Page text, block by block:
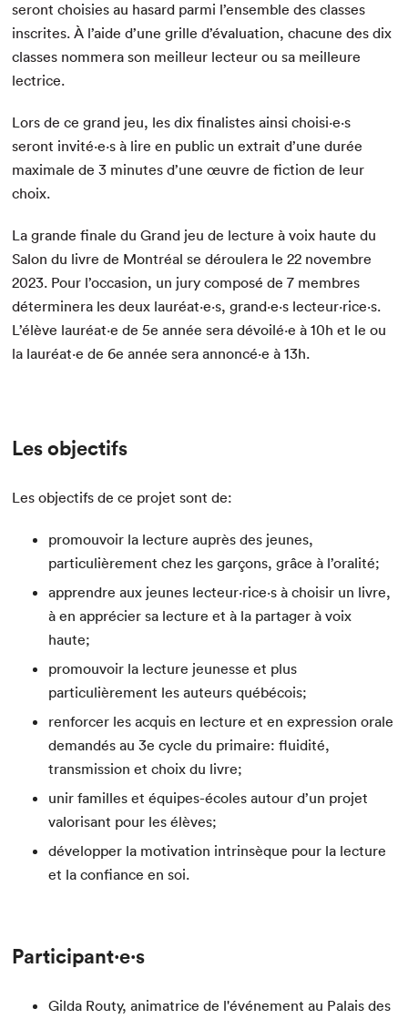
seront choisies au hasard parmi l’ensemble des classes
inscrites. À l’aide d’une grille d’évaluation, chacune des dix
classes nommera son meilleur lecteur ou sa meilleure
lectrice.
Lors de ce grand jeu, les dix finalistes ainsi choisi·e·s
seront invité·e·s à lire en public un extrait d’une durée
maximale de 3 minutes d’une œuvre de fiction de leur
choix.
La grande finale du Grand jeu de lecture à voix haute du
Salon du livre de Montréal se déroulera le 22 novembre
2023. Pour l’occasion, un jury composé de 7 membres
déterminera les deux lauréat·e·s, grand·e·s lecteur·rice·s.
L’élève lauréat·e de 5e année sera dévoilé·e à 10h et le ou
la lauréat·e de 6e année sera annoncé·e à 13h.
Les objectifs
Les objectifs de ce projet sont de:
promouvoir la lecture auprès des jeunes,
particulièrement chez les garçons, grâce à l’oralité;
apprendre aux jeunes lecteur·rice·s à choisir un livre,
à en apprécier sa lecture et à la partager à voix
haute;
promouvoir la lecture jeunesse et plus
particulièrement les auteurs québécois;
renforcer les acquis en lecture et en expression orale
demandés au 3e cycle du primaire: fluidité,
transmission et choix du livre;
unir familles et équipes-écoles autour d’un projet
valorisant pour les élèves;
développer la motivation intrinsèque pour la lecture
et la confiance en soi.
Participant⋅e⋅s
Gilda Routy, animatrice de l'événement au Palais des